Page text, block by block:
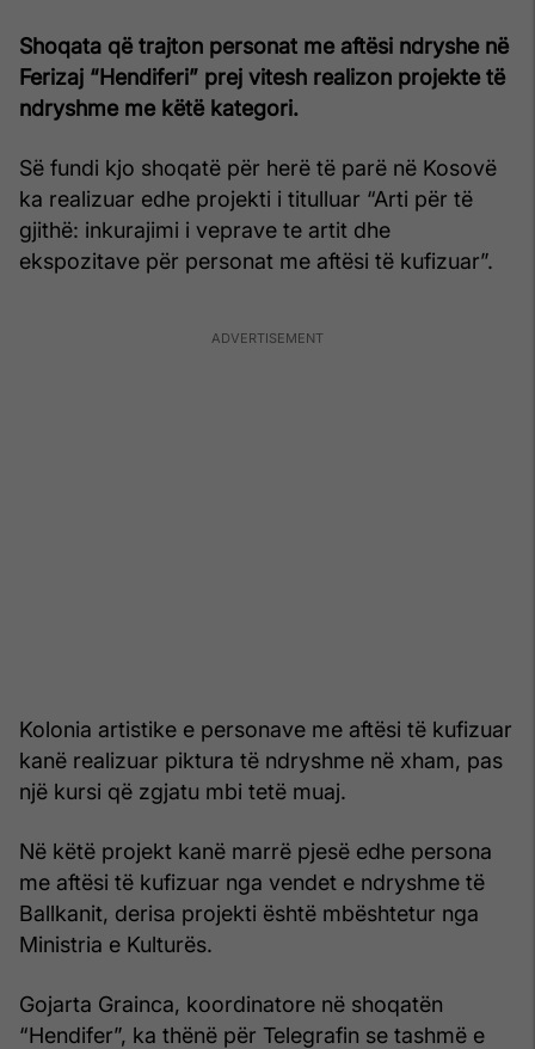
Shoqata që trajton personat me aftësi ndryshe në
Ferizaj “Hendiferi” prej vitesh realizon projekte të
ndryshme me këtë kategori.
Së fundi kjo shoqatë për herë të parë në Kosovë
ka realizuar edhe projekti i titulluar “Arti për të
gjithë: inkurajimi i veprave te artit dhe
ekspozitave për personat me aftësi të kufizuar”.
Kolonia artistike e personave me aftësi të kufizuar
kanë realizuar piktura të ndryshme në xham, pas
një kursi që zgjatu mbi tetë muaj.
Në këtë projekt kanë marrë pjesë edhe persona
me aftësi të kufizuar nga vendet e ndryshme të
Ballkanit, derisa projekti është mbështetur nga
Ministria e Kulturës.
Gojarta Grainca, koordinatore në shoqatën
“Hendifer”, ka thënë për Telegrafin se tashmë e